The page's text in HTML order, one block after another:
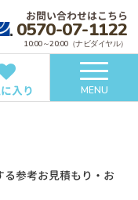
お問い合わせはこちら
0570-07-1122
10:00～20:00（ナビダイヤル）
入り MENU
参考お見積もり・お